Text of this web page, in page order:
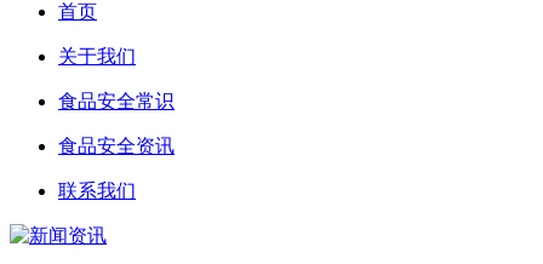
首页
关于我们
食品安全常识
食品安全资讯
联系我们